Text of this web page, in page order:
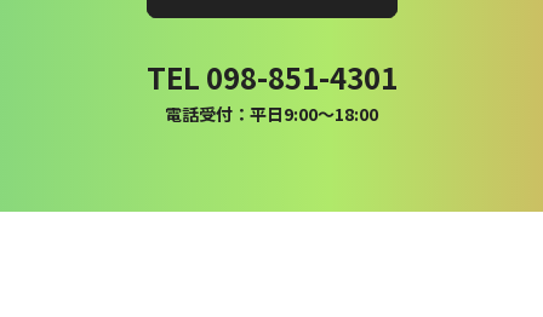
TEL 098-851-4301
電話受付：平日9:00〜18:00